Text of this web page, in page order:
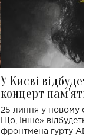
У Києві
концерт
Клименка:
виконають
25 липня у новому
Що, Інше»
фронтмена гурту